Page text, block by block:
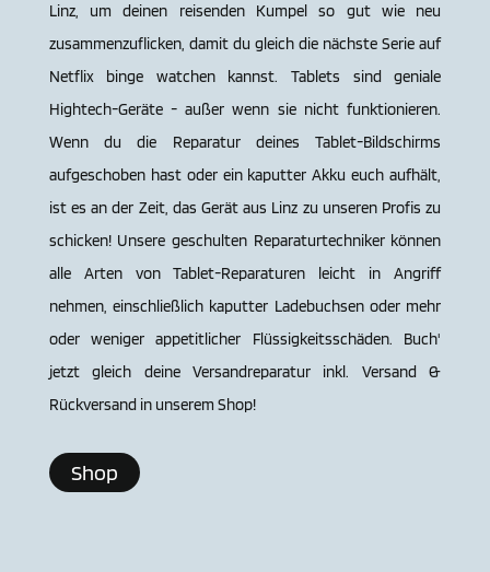
Linz, um deinen reisenden Kumpel so gut wie neu
zusammenzuflicken, damit du gleich die nächste Serie auf
Netflix binge watchen kannst. Tablets sind geniale
Hightech-Geräte - außer wenn sie nicht funktionieren.
Wenn du die Reparatur deines Tablet-Bildschirms
aufgeschoben hast oder ein kaputter Akku euch aufhält,
ist es an der Zeit, das Gerät aus Linz zu unseren Profis zu
schicken! Unsere geschulten Reparaturtechniker können
alle Arten von Tablet-Reparaturen leicht in Angriff
nehmen, einschließlich kaputter Ladebuchsen oder mehr
oder weniger appetitlicher Flüssigkeitsschäden. Buch'
jetzt gleich deine Versandreparatur inkl. Versand &
Rückversand in unserem Shop!
Shop